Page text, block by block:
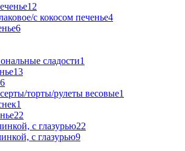
12
с кокосом печенье4
6
сладости1
13
6
торты/рулеты весовые1
1
22
с глазурью22
с глазурью9